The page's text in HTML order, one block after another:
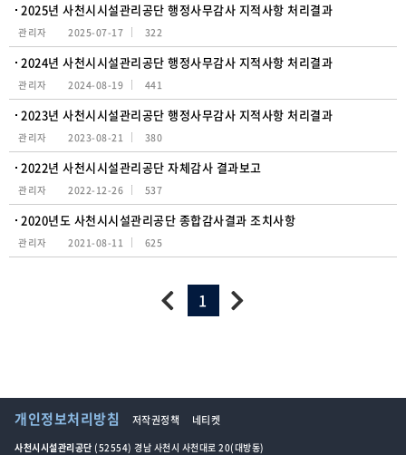
2025년 사천시시설관리공단 행정사무감사 지적사항 처리결과
관리자 2025-07-17 322
2024년 사천시시설관리공단 행정사무감사 지적사항 처리결과
관리자 2024-08-19 441
2023년 사천시시설관리공단 행정사무감사 지적사항 처리결과
관리자 2023-08-21 380
2022년 사천시시설관리공단 자체감사 결과보고
관리자 2022-12-26 537
2020년도 사천시시설관리공단 종합감사결과 조치사항
관리자 2021-08-11 625
1
개인정보처리방침 저작권정책 네티켓
사천시시설관리공단 (52554) 경남 사천시 사천대로 20(대방동)